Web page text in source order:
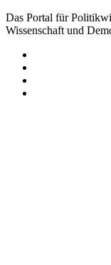
Das Portal für
Wissenschaft und